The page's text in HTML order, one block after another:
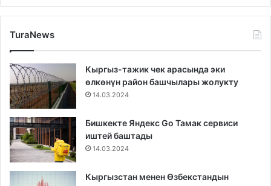
TuraNews
Кыргыз-тажик чек арасында эки
өлкөнүн район башчылары жолукту
14.03.2024
Бишкекте Яндекс Go Тамак сервиси
иштей баштады
14.03.2024
Кыргызстан менен Өзбекстандын